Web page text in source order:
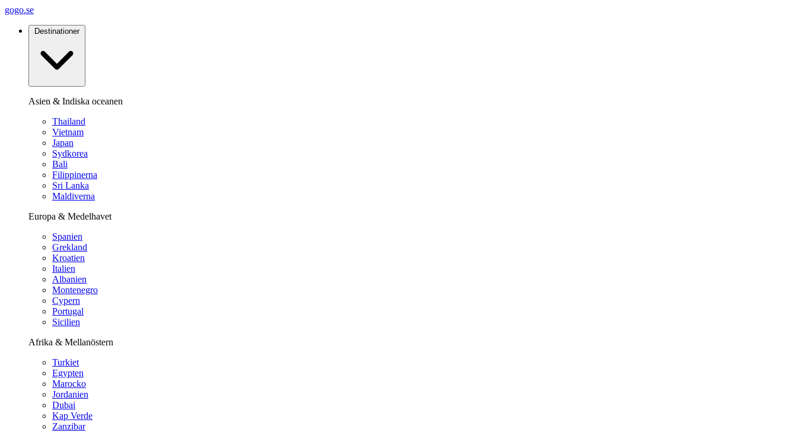
gogo.se
Destinationer
Asien & Indiska oceanen
Thailand
Vietnam
Japan
Sydkorea
Bali
Filippinerna
Sri Lanka
Maldiverna
Europa & Medelhavet
Spanien
Grekland
Kroatien
Italien
Albanien
Montenegro
Cypern
Portugal
Sicilien
Afrika & Mellanöstern
Turkiet
Egypten
Marocko
Jordanien
Dubai
Kap Verde
Zanzibar